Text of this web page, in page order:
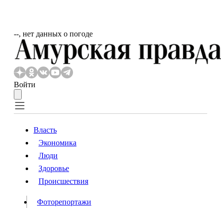
‐‐, нет данных о погоде
Войти
Власть
Происшествия
Видео
Власть
Экономика
Люди
Здоровье
Происшествия
Фоторепортажи